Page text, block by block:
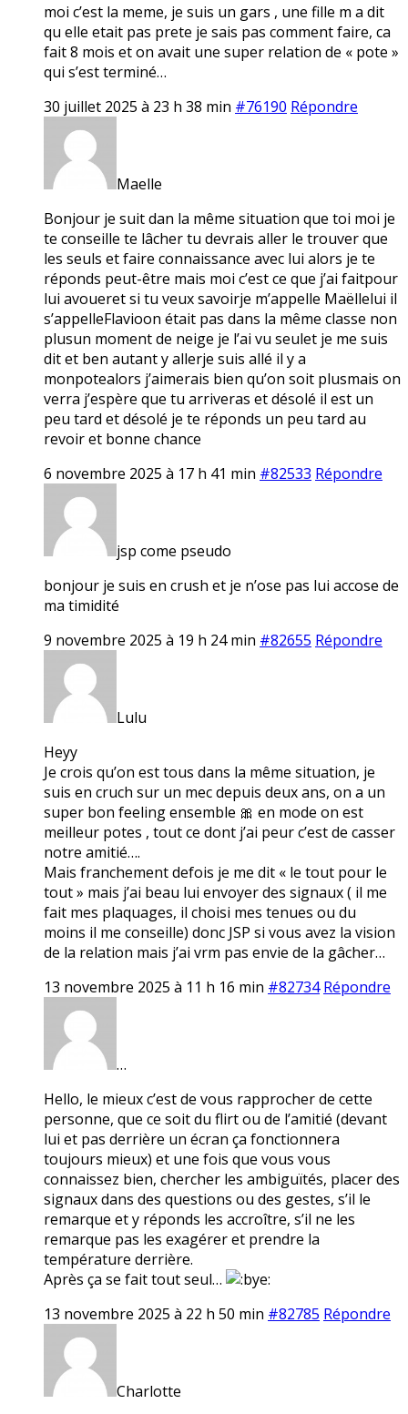
moi c’est la meme, je suis un gars , une fille m a dit
qu elle etait pas prete je sais pas comment faire, ca
fait 8 mois et on avait une super relation de « pote »
qui s’est terminé…
30 juillet 2025 à 23 h 38 min #76190 Répondre
Maelle
Bonjour je suit dan la même situation que toi moi je
te conseille te lâcher tu devrais aller le trouver que
les seuls et faire connaissance avec lui alors je te
réponds peut-être mais moi c’est ce que j’ai faitpour
lui avoueret si tu veux savoirje m’appelle Maëllelui il
s’appelleFlavioon était pas dans la même classe non
plusun moment de neige je l’ai vu seulet je me suis
dit et ben autant y allerje suis allé il y a
monpotealors j’aimerais bien qu’on soit plusmais on
verra j’espère que tu arriveras et désolé il est un
peu tard et désolé je te réponds un peu tard au
revoir et bonne chance
6 novembre 2025 à 17 h 41 min #82533 Répondre
jsp come pseudo
bonjour je suis en crush et je n’ose pas lui accose de
ma timidité
9 novembre 2025 à 19 h 24 min #82655 Répondre
Lulu
Heyy
Je crois qu’on est tous dans la même situation, je
suis en cruch sur un mec depuis deux ans, on a un
super bon feeling ensemble 🎀 en mode on est
meilleur potes , tout ce dont j’ai peur c’est de casser
notre amitié….
Mais franchement defois je me dit « le tout pour le
tout » mais j’ai beau lui envoyer des signaux ( il me
fait mes plaquages, il choisi mes tenues ou du
moins il me conseille) donc JSP si vous avez la vision
de la relation mais j’ai vrm pas envie de la gâcher…
13 novembre 2025 à 11 h 16 min #82734 Répondre
…
Hello, le mieux c’est de vous rapprocher de cette
personne, que ce soit du flirt ou de l’amitié (devant
lui et pas derrière un écran ça fonctionnera
toujours mieux) et une fois que vous vous
connaissez bien, chercher les ambiguïtés, placer des
signaux dans des questions ou des gestes, s’il le
remarque et y réponds les accroître, s’il ne les
remarque pas les exagérer et prendre la
température derrière.
Après ça se fait tout seul…
13 novembre 2025 à 22 h 50 min #82785 Répondre
Charlotte